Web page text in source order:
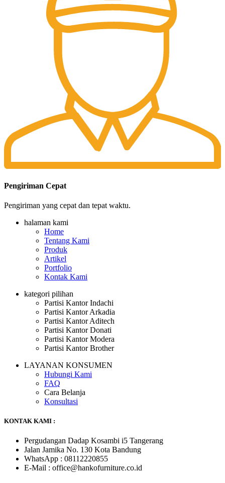
Pengiriman Cepat
Pengiriman yang cepat dan tepat waktu.
halaman kami
Home
Tentang Kami
Produk
Artikel
Portfolio
Kontak Kami
kategori pilihan
Partisi Kantor Indachi
Partisi Kantor Arkadia
Partisi Kantor Aditech
Partisi Kantor Donati
Partisi Kantor Modera
Partisi Kantor Brother
LAYANAN KONSUMEN
Hubungi Kami
FAQ
Cara Belanja
Konsultasi
KONTAK KAMI :
Pergudangan Dadap Kosambi i5 Tangerang
Jalan Jamika No. 130 Kota Bandung
WhatsApp : 08112220855
E-Mail : office@hankofurniture.co.id